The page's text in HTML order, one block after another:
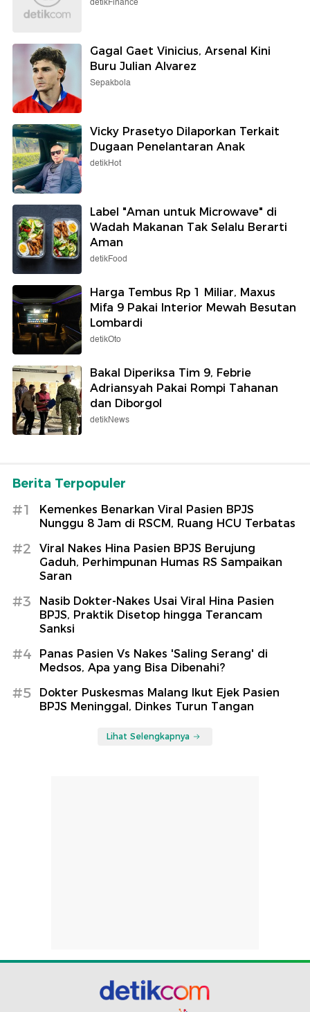
Gagal Gaet Vinicius, Arsenal Kini
Buru Julian Alvarez
Sepakbola
Vicky Prasetyo Dilaporkan Terkait
Dugaan Penelantaran Anak
detikHot
Label "Aman untuk Microwave" di
Wadah Makanan Tak Selalu Berarti
Aman
detikFood
Harga Tembus Rp 1 Miliar, Maxus
Mifa 9 Pakai Interior Mewah Besutan
Lombardi
detikOto
Bakal Diperiksa Tim 9, Febrie
Adriansyah Pakai Rompi Tahanan
dan Diborgol
detikNews
Berita Terpopuler
#1
Kemenkes Benarkan Viral Pasien BPJS
Nunggu 8 Jam di RSCM, Ruang HCU Terbatas
#2
Viral Nakes Hina Pasien BPJS Berujung
Gaduh, Perhimpunan Humas RS Sampaikan
Saran
#3
Nasib Dokter-Nakes Usai Viral Hina Pasien
BPJS, Praktik Disetop hingga Terancam
Sanksi
#4
Panas Pasien Vs Nakes 'Saling Serang' di
Medsos, Apa yang Bisa Dibenahi?
#5
Dokter Puskesmas Malang Ikut Ejek Pasien
BPJS Meninggal, Dinkes Turun Tangan
Lihat Selengkapnya